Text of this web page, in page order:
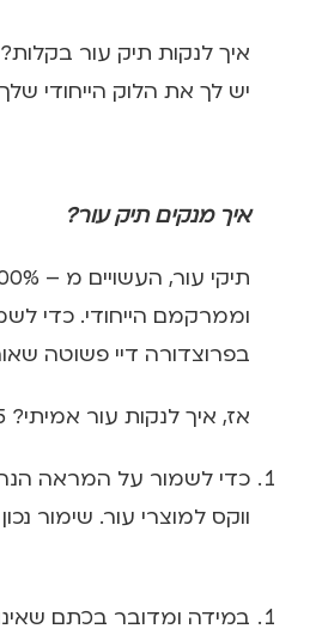
איך לנקות תיק עור בקלות?
יש לך את הלוק הייחודי
איך מנקים תיק עור?
וממרקמם הייחודי. כדי
בפרוצדורה דיי פשוטה
אז, איך לנקות עור אמיתי? 5 טיפים חשובים שריכזנו בשבילך:
כדי לשמור על המראה
ווקס למוצרי עור. שימור
במידה ומדובר בכתם